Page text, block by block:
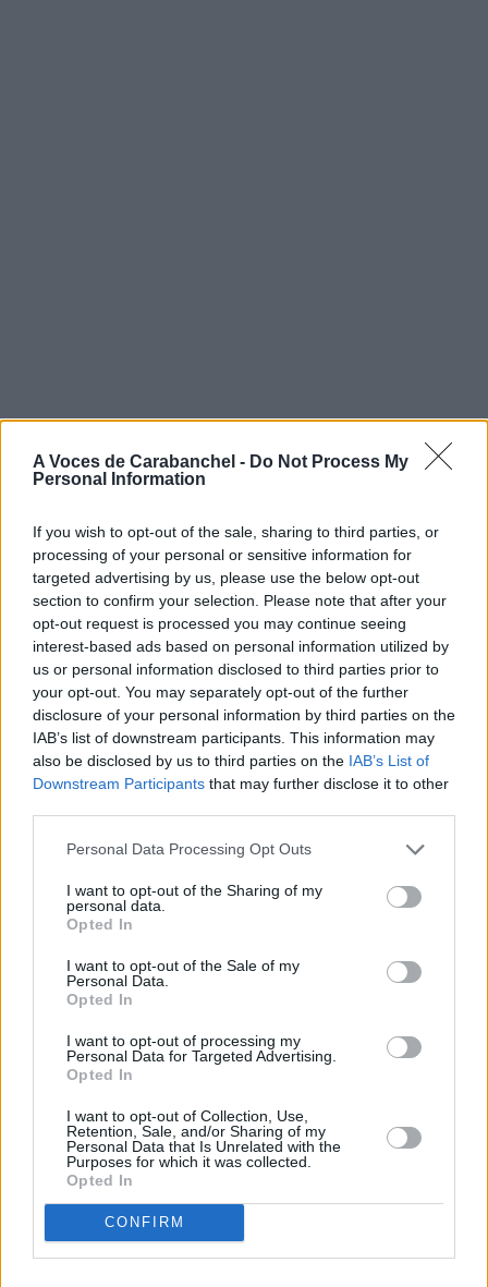
A Voces de Carabanchel - Do Not Process My
Personal Information
If you wish to opt-out of the sale, sharing to third parties, or
processing of your personal or sensitive information for
targeted advertising by us, please use the below opt-out
section to confirm your selection. Please note that after your
opt-out request is processed you may continue seeing
interest-based ads based on personal information utilized by
us or personal information disclosed to third parties prior to
your opt-out. You may separately opt-out of the further
disclosure of your personal information by third parties on the
IAB’s list of downstream participants. This information may
also be disclosed by us to third parties on the IAB’s List of
Downstream Participants that may further disclose it to other
Personal Data Processing Opt Outs
I want to opt-out of the Sharing of my
personal data.
Opted In
I want to opt-out of the Sale of my
Personal Data.
Opted In
I want to opt-out of processing my
Personal Data for Targeted Advertising.
Opted In
I want to opt-out of Collection, Use,
Retention, Sale, and/or Sharing of my
Personal Data that Is Unrelated with the
Purposes for which it was collected.
Opted In
CONFIRM